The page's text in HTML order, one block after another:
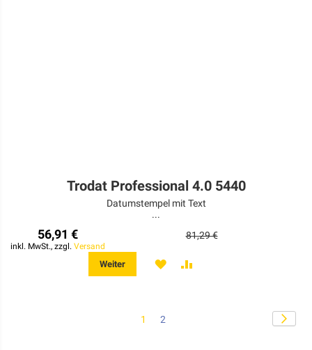
Trodat Professional 4.0 5440
Datumstempel mit Text
...
56,91 €
inkl. MwSt., zzgl. Versand
81,29 €
Weiter MERKEN
Seite
Sie
1 Seite
2